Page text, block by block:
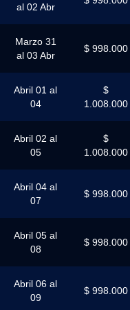
al 02 Abr
Marzo 31
al 03 Abr
$ 998.000
Abril 01 al
04
$
1.008.000
Abril 02 al
05
$
1.008.000
Abril 04 al
07
$ 998.000
Abril 05 al
08
$ 998.000
Abril 06 al
09
$ 998.000